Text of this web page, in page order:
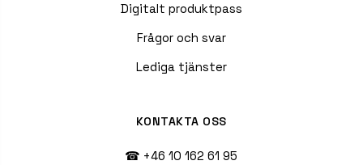
Digitalt produktpass
Frågor och svar
Lediga tjänster
KONTAKTA OSS
☎ +46 10 162 61 95